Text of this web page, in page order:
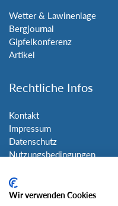
Wetter & Lawinenlage
Bergjournal
Gipfelkonferenz
Artikel
Rechtliche Infos
Kontakt
Impressum
Datenschutz
Nutzungsbedingungen
Social Media
Wir verwenden Cookies